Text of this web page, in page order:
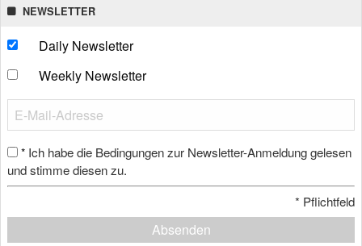
NEWSLETTER
Daily Newsletter
Weekly Newsletter
* Ich habe die Bedingungen zur Newsletter-Anmeldung gelesen
und stimme diesen zu.
* Pflichtfeld
Absenden